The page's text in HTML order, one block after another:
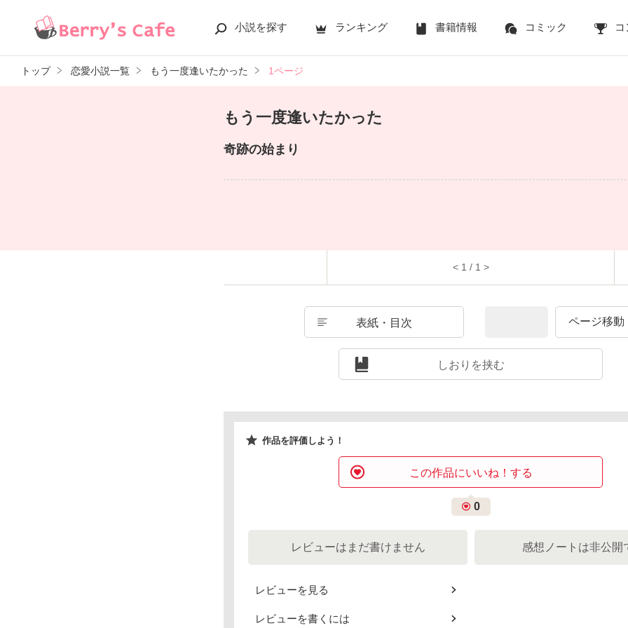
小説を探す ランキング 書籍情報 コミック
トップ 恋愛小説一覧 もう一度逢いたかった 1ページ
もう一度逢いたかった
奇跡の始まり
< 1 / 1 >
表紙・目次
しおりを挟む
作品を評価しよう！
この作品にいいね！する
0
レビューは まだ書けません
レビューを見る
レビューを書くには
感想ノートは非公開